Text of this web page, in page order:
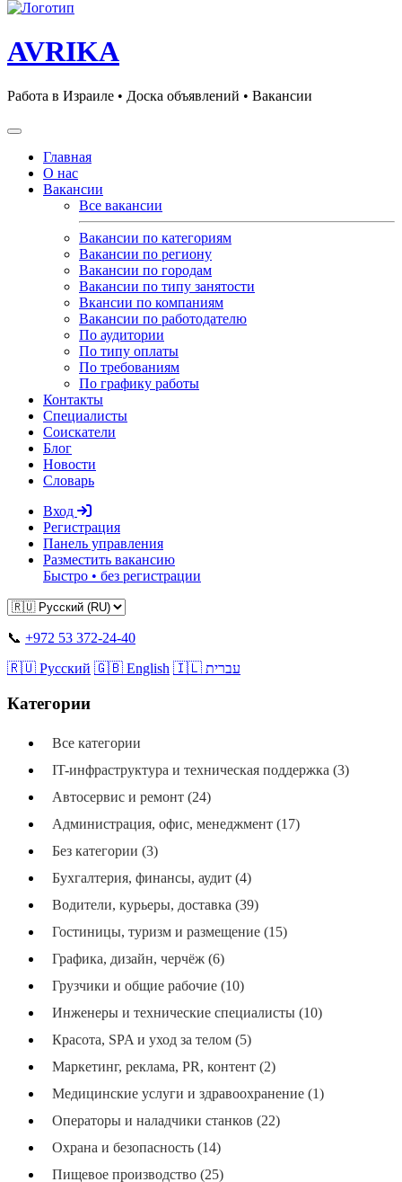
AVRIKA
Работа в Израиле • Доска объявлений • Вакансии
Главная
О нас
Вакансии
Все вакансии
Вакансии по категориям
Вакансии по региону
Вакансии по городам
Вакансии по типу занятости
Вкансии по компаниям
Вакансии по работодателю
По аудитории
По типу оплаты
По требованиям
По графику работы
Контакты
Специалисты
Соискатели
Блог
Новости
Словарь
Вход
Регистрация
Панель управления
Разместить вакансию
Быстро • без регистрации
📞 +972 53 372-24-40
🇷🇺 Русский 🇬🇧 English 🇮🇱 עברית
Категории
Все категории
IT-инфраструктура и техническая поддержка (3)
Автосервис и ремонт (24)
Администрация, офис, менеджмент (17)
Без категории (3)
Бухгалтерия, финансы, аудит (4)
Водители, курьеры, доставка (39)
Гостиницы, туризм и размещение (15)
Графика, дизайн, черчёж (6)
Грузчики и общие рабочие (10)
Инженеры и технические специалисты (10)
Красота, SPA и уход за телом (5)
Маркетинг, реклама, PR, контент (2)
Медицинские услуги и здравоохранение (1)
Операторы и наладчики станков (22)
Охрана и безопасность (14)
Пищевое производство (25)